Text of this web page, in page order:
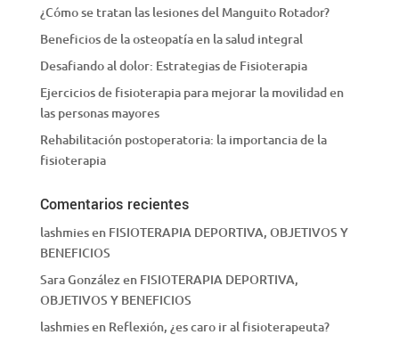
¿Cómo se tratan las lesiones del Manguito Rotador?
Beneficios de la osteopatía en la salud integral
Desafiando al dolor: Estrategias de Fisioterapia
Ejercicios de fisioterapia para mejorar la movilidad en
las personas mayores
Rehabilitación postoperatoria: la importancia de la
fisioterapia
Comentarios recientes
lashmiesen FISIOTERAPIA DEPORTIVA, OBJETIVOS Y
BENEFICIOS
Sara Gonzálezen FISIOTERAPIA DEPORTIVA,
OBJETIVOS Y BENEFICIOS
lashmiesen Reflexión, ¿es caro ir al fisioterapeuta?